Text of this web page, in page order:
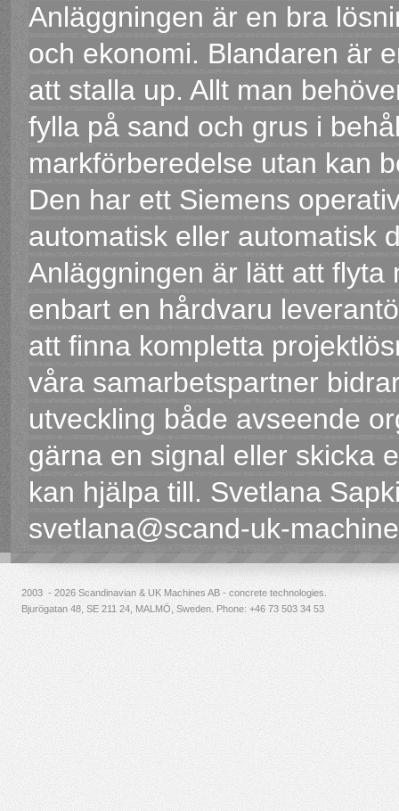
Anläggningen är en bra
och ekonomi. Blandaren är
att stalla up. Allt man
fylla på sand och grus i
markförberedelse utan kan
Den har ett Siemens
automatisk eller automatisk
Anläggningen är lätt att flyta
enbart en hårdvaru
att finna kompletta
våra samarbetspartner
utveckling både avseende
gärna en signal eller skicka
kan hjälpa till. Svetlana
svetlana@scand-uk-
2003 - 2026 Scandinavian & UK Machines AB - concrete technologies.
Bjurögatan 48, SE 211 24, MALMÖ, Sweden. Phone: +46 73 503 34 53